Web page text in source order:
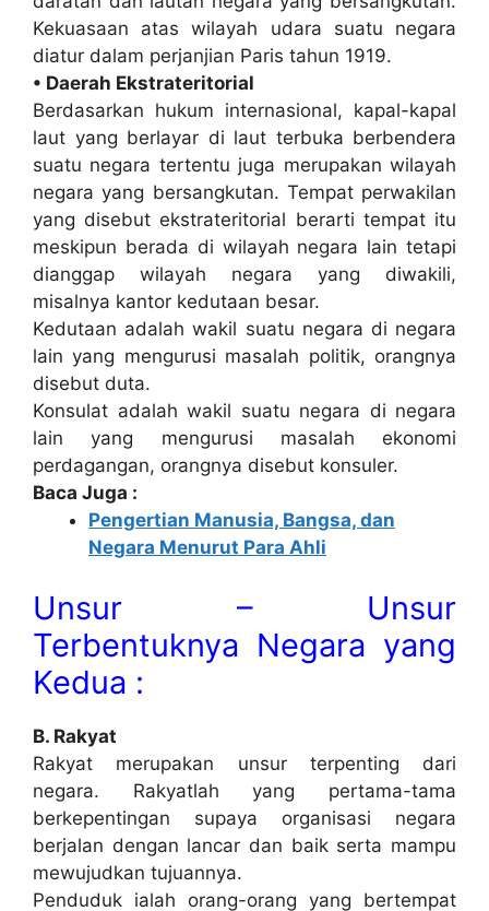
Kekuasaan atas wilayah udara suatu negara
diatur dalam perjanjian Paris tahun 1919.
• Daerah Ekstrateritorial
Berdasarkan hukum internasional, kapal-kapal
laut yang berlayar di laut terbuka berbendera
suatu negara tertentu juga merupakan wilayah
negara yang bersangkutan. Tempat perwakilan
yang disebut ekstrateritorial berarti tempat itu
meskipun berada di wilayah negara lain tetapi
dianggap wilayah negara yang diwakili,
misalnya kantor kedutaan besar.
Kedutaan adalah wakil suatu negara di negara
lain yang mengurusi masalah politik, orangnya
disebut duta.
Konsulat adalah wakil suatu negara di negara
lain yang mengurusi masalah ekonomi
perdagangan, orangnya disebut konsuler.
Baca Juga :
Pengertian Manusia, Bangsa, dan
Negara Menurut Para Ahli
Unsur – Unsur
Terbentuknya Negara yang
Kedua :
B. Rakyat
Rakyat merupakan unsur terpenting dari
negara. Rakyatlah yang pertama-tama
berkepentingan supaya organisasi negara
berjalan dengan lancar dan baik serta mampu
mewujudkan tujuannya.
Penduduk ialah orang-orang yang bertempat